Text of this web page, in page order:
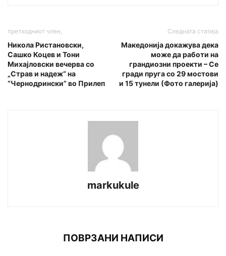
претходниот член,
Никола Ристановски,
Сашко Коцев и Тони
Михајловски вечерва со
„Страв и надеж“ на
“Чернодрински” во Прилеп
Следната статија
Maкедонија докажува дека
може да работи на
грандиозни проекти – Се
гради пруга со 29 мостови
и 15 тунели (Фото галерија)
markukule
ПОВРЗАНИ НАПИСИ